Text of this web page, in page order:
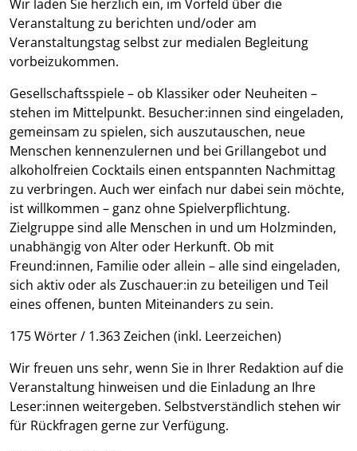
Wir laden Sie herzlich ein, im Vorfeld über die
Veranstaltung zu berichten und/oder am
Veranstaltungstag selbst zur medialen Begleitung
vorbeizukommen.
Gesellschaftsspiele – ob Klassiker oder Neuheiten –
stehen im Mittelpunkt. Besucher:innen sind eingeladen,
gemeinsam zu spielen, sich auszutauschen, neue
Menschen kennenzulernen und bei Grillangebot und
alkoholfreien Cocktails einen entspannten Nachmittag
zu verbringen. Auch wer einfach nur dabei sein möchte,
ist willkommen – ganz ohne Spielverpflichtung.
Zielgruppe sind alle Menschen in und um Holzminden,
unabhängig von Alter oder Herkunft. Ob mit
Freund:innen, Familie oder allein – alle sind eingeladen,
sich aktiv oder als Zuschauer:in zu beteiligen und Teil
eines offenen, bunten Miteinanders zu sein.
175 Wörter / 1.363 Zeichen (inkl. Leerzeichen)
Wir freuen uns sehr, wenn Sie in Ihrer Redaktion auf die
Veranstaltung hinweisen und die Einladung an Ihre
Leser:innen weitergeben. Selbstverständlich stehen wir
für Rückfragen gerne zur Verfügung.